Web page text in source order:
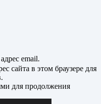
email.
сайта в этом браузере для
для продолжения